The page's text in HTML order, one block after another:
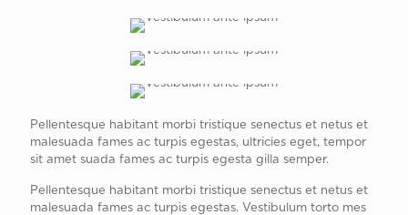
Pellentesque habitant morbi tristique senectus et netus et
malesuada fames ac turpis egestas, ultricies eget, tempor
sit amet suada fames ac turpis egesta gilla semper.
Pellentesque habitant morbi tristique senectus et netus et
malesuada fames ac turpis egestas. Vestibulum torto mes